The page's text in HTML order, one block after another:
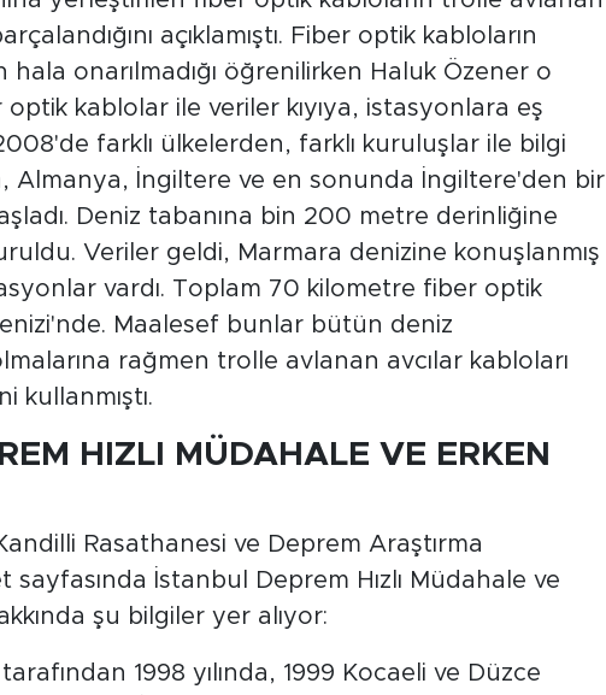
açıklamıştı. Fiber optik kabloların
onarılmadığı öğrenilirken Haluk Özener o
optik kablolar ile veriler kıyıya, istasyonlara eş
farklı ülkelerden, farklı kuruluşlar ile bilgi
Almanya, İngiltere ve en sonunda İngiltere'den bir
Deniz tabanına bin 200 metre derinliğine
Veriler geldi, Marmara denizine konuşlanmış
vardı. Toplam 70 kilometre fiber optik
Maalesef bunlar bütün deniz
rağmen trolle avlanan avcılar kabloları
kullanmıştı.
HIZLI MÜDAHALE VE ERKEN
Rasathanesi ve Deprem Araştırma
İstanbul Deprem Hızlı Müdahale ve
şu bilgiler yer alıyor:
1998 yılında, 1999 Kocaeli ve Düzce